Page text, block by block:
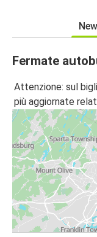
Fermate
Attenzione: sul
più aggiornate